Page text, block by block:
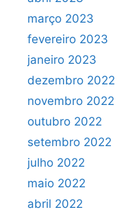
março 2023
fevereiro 2023
janeiro 2023
dezembro 2022
novembro 2022
outubro 2022
setembro 2022
julho 2022
maio 2022
abril 2022